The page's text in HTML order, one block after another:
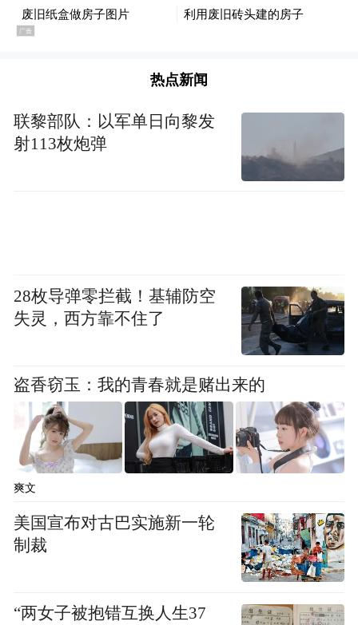
热点新闻
联黎部队：以军单日向黎发
射113枚炮弹
28枚导弹零拦截！基辅防空
失灵，西方靠不住了
盗香窃玉：我的青春就是赌出来的
爽文
美国宣布对古巴实施新一轮
制裁
“两女子被抱错互换人生37